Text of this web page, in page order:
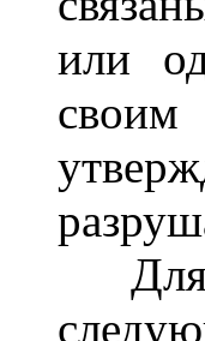
или
своим
Для